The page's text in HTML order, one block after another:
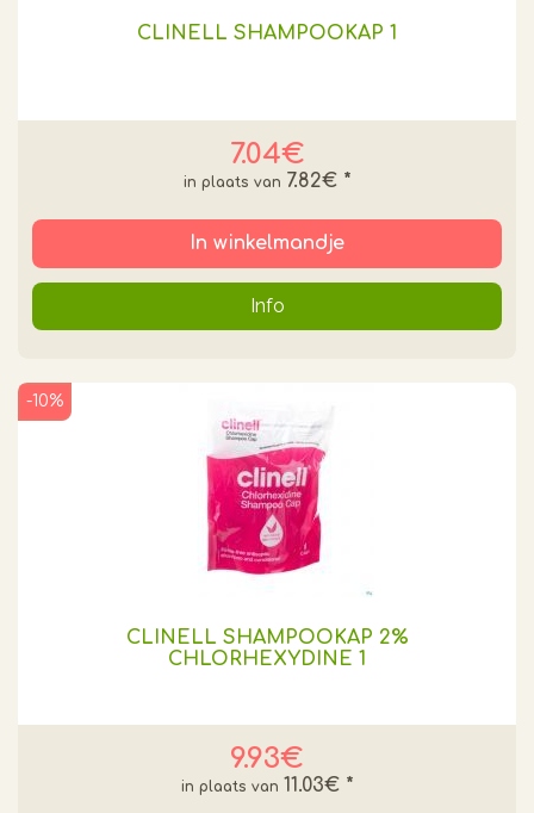
CLINELL SHAMPOOKAP 1
7.04€
7.82€ *
In winkelmandje
Info
CLINELL SHAMPOOKAP 2%
CHLORHEXYDINE 1
9.93€
-10%
11.03€ *